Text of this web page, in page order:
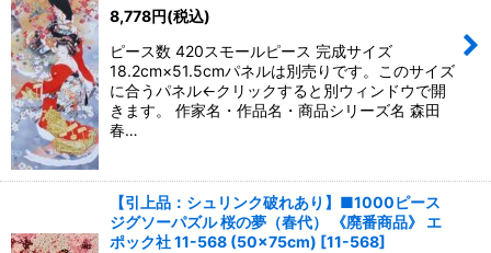
8,778円(税込)
ピース数 420スモールピース 完成サイズ
18.2cm×51.5cmパネルは別売りです。このサイズ
に合うパネル←クリックすると別ウィンドウで開
きます。 作家名・作品名・商品シリーズ名 森田
春…
【引上品：シュリンク破れあり】■1000ピース
ジグソーパズル 桜の夢（春代） 《廃番商品》 エ
ポック社 11-568 (50×75cm) [11-568]